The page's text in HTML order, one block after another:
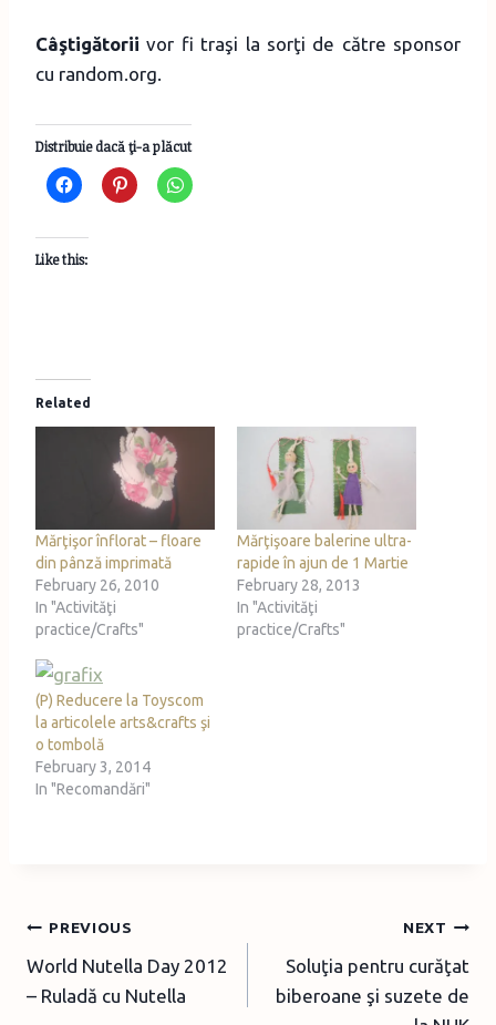
Câştigătorii vor fi traşi la sorţi de către sponsor
cu random.org.
Distribuie dacă ţi-a plăcut
Like this:
Related
Mărţişor înflorat – floare
din pânză imprimată
February 26, 2010
In "Activităţi
practice/Crafts"
Mărţişoare balerine ultra-
rapide în ajun de 1 Martie
February 28, 2013
In "Activităţi
practice/Crafts"
(P) Reducere la Toyscom
la articolele arts&crafts şi
o tombolă
February 3, 2014
In "Recomandări"
Post
navigation
PREVIOUS
World Nutella Day 2012
– Ruladă cu Nutella
NEXT
Soluţia pentru curăţat
biberoane şi suzete de